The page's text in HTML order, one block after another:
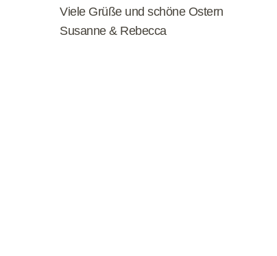
Viele Grüße und schöne Ostern
Susanne & Rebecca